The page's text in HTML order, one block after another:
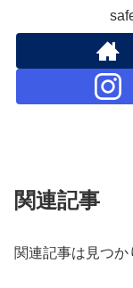
関連記事
関連記事は見つか